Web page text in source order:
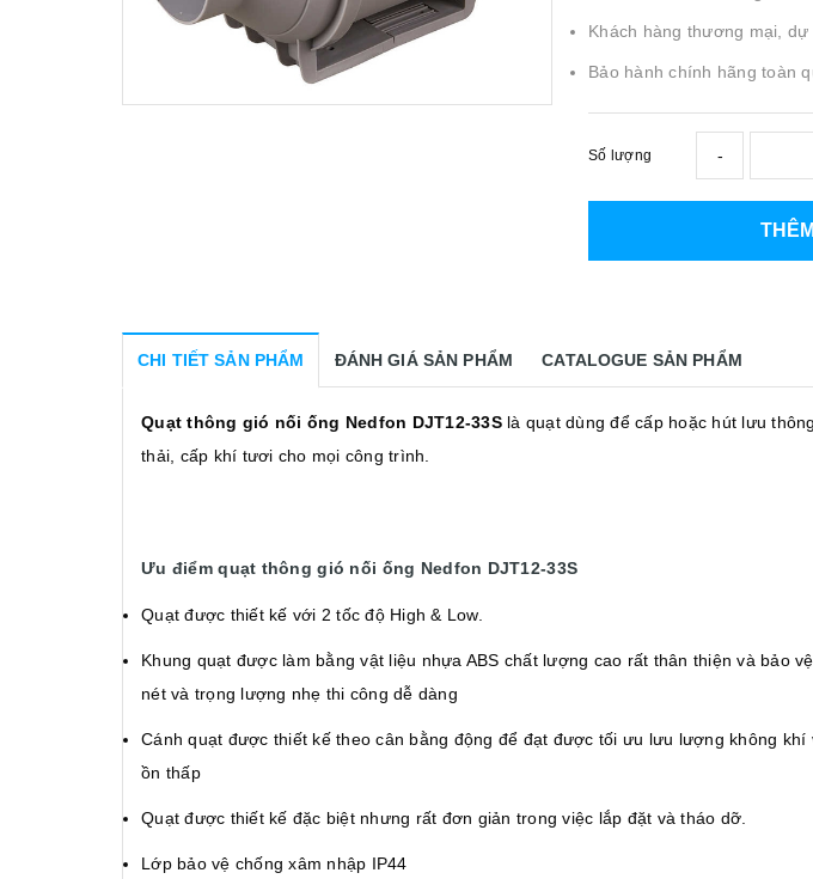
Khách hàng thương mại,
Bảo hành chính hãng toàn
Số lượng -
CHI TIẾT SẢN PHẨM ĐÁNH GIÁ SẢN PHẨM CATALOGUE SẢN PHẨM
Quạt thông gió nối ống Nedfon DJT12-33S là quạt dùng để cấp hoặc hút lưu
thải, cấp khí tươi cho mọi công trình.
Ưu điểm quạt thông gió nối ống Nedfon DJT12-33S
Quạt được thiết kế với 2 tốc độ High & Low.
Khung quạt được làm bằng vật liệu nhựa ABS chất lượng cao rất thân thiện và
nét và trọng lượng nhẹ thi công dễ dàng
Cánh quạt được thiết kế theo cân bằng động để đạt được tối ưu lưu lượng không
ồn thấp
Quạt được thiết kế đặc biệt nhưng rất đơn giản trong việc lắp đặt và tháo dỡ.
Lớp bảo vệ chống xâm nhập IP44